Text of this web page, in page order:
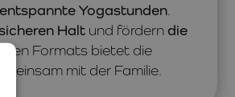
Yogastunden.
Haltund förderndie
Formats bietet die
mit der Familie.